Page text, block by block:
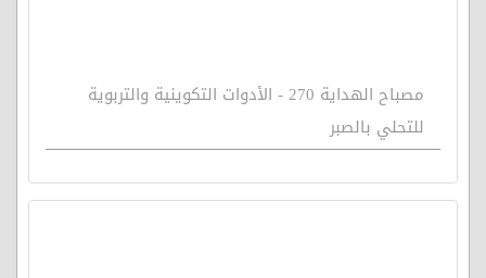
مصباح الهداية 270 - الأدوات التكوينية والتربوية
للتحلي بالصبر